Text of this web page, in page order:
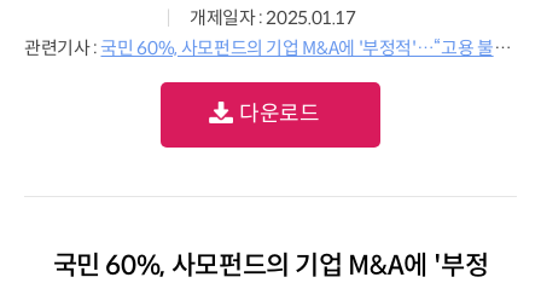
개제일자 : 2025.01.17
관련기사 :국민 60%, 사모펀드의 기업 M&A에 '부정적'…“고용 불안 우려”
다운로드
국민 60%, 사모펀드의 기업 M&A에 '부정